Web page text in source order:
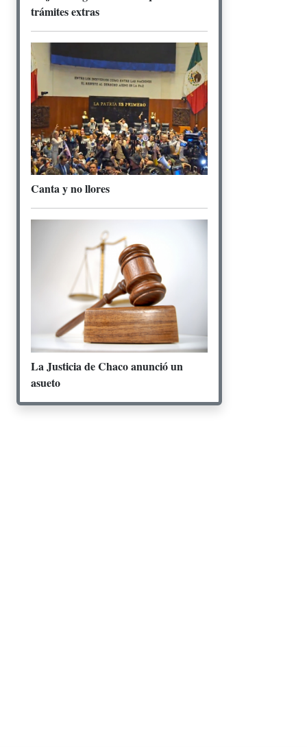
trámites extras
Canta y no llores
La Justicia de Chaco anunció un
asueto